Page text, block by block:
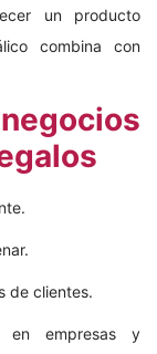
un producto
combina con
de clientes.
en empresas y